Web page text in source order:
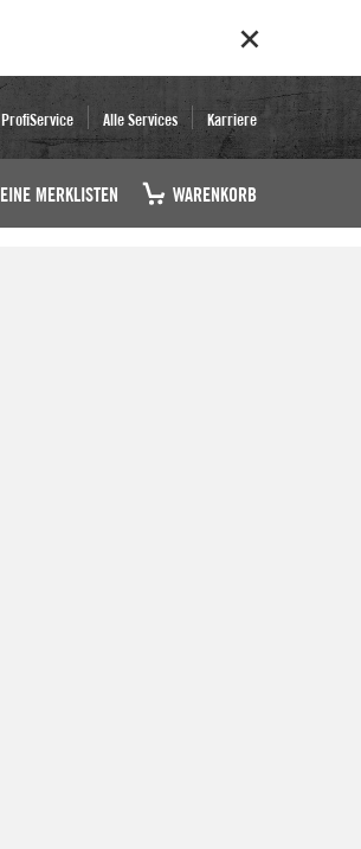
ProfiService Alle Services Karriere
MERKLISTEN WARENKORB